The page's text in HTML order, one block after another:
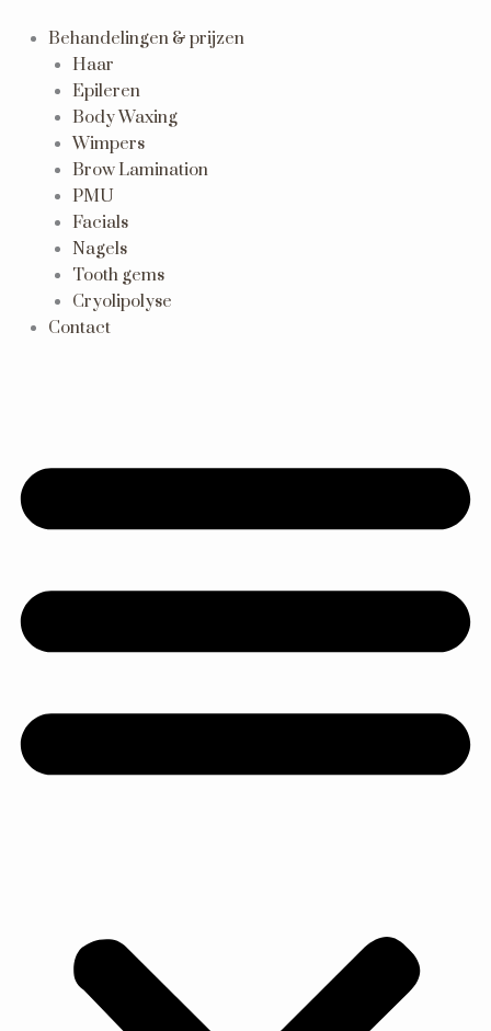
naar Behandelingen & prijzen
Haar
Epileren
Body Waxing
Wimpers
Brow Lamination
PMU
Facials
Nagels
Tooth gems
Cryolipolyse
Contact